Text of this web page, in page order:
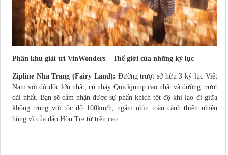
Phân khu giải trí VinWonders – Thế giới của những kỷ lục
Zipline Nha Trang (Fairy Land): Đường trượt sở hữu 3 kỷ lục Việt
Nam với độ dốc lớn nhất, cú nhảy Quickjump cao nhất và đường trượt
dài nhất. Bạn sẽ cảm nhận được sự phấn khích tột độ khi lao đi giữa
không trung với tốc độ 100km/h, ngắm nhìn toàn cảnh thiên nhiên
hùng vĩ của đảo Hòn Tre từ trên cao.